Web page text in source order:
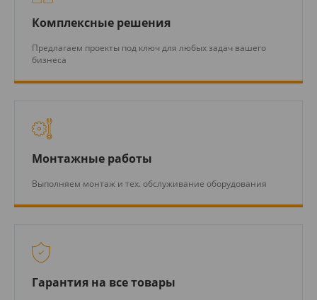
Комплексные решения
Предлагаем проекты под ключ для любых задач вашего
бизнеса
Монтажные работы
Выполняем монтаж и тех. обслуживание оборудования
Гарантия на все товары